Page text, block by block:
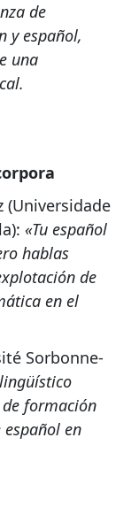
de
y español,
una
(Universidade
«Tu español
hablas
de
en el
Sorbonne-
formación
en